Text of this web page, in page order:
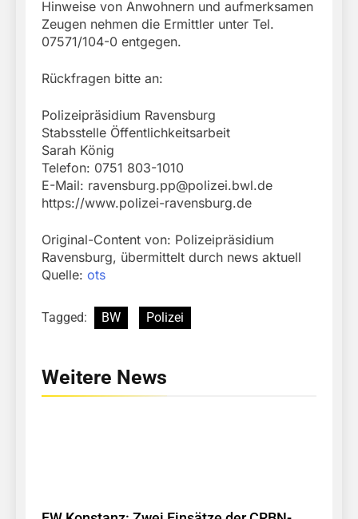
Hinweise von Anwohnern und aufmerksamen
Zeugen nehmen die Ermittler unter Tel.
07571/104-0 entgegen.
Rückfragen bitte an:
Polizeipräsidium Ravensburg
Stabsstelle Öffentlichkeitsarbeit
Sarah König
Telefon: 0751 803-1010
E-Mail: ravensburg.pp@polizei.bwl.de
https://www.polizei-ravensburg.de
Original-Content von: Polizeipräsidium
Ravensburg, übermittelt durch news aktuell
Quelle: ots
Tagged: BW Polizei
Weitere News